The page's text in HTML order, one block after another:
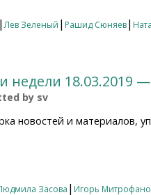
|Лев Зеленый | Рашид Сюняев|
недели 18.03.2019 —
by sv
новостей и материалов,
Засова | Игорь